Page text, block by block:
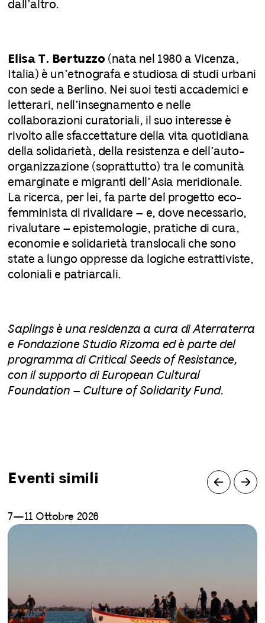
dall’altro.
Elisa T. Bertuzzo (nata nel 1980 a Vicenza,
Italia) è un’etnografa e studiosa di studi urbani
con sede a Berlino. Nei suoi testi accademici e
letterari, nell’insegnamento e nelle
collaborazioni curatoriali, il suo interesse è
rivolto alle sfaccettature della vita quotidiana
della solidarietà, della resistenza e dell’auto-
organizzazione (soprattutto) tra le comunità
emarginate e migranti dell’Asia meridionale.
La ricerca, per lei, fa parte del progetto eco-
femminista di rivalidare – e, dove necessario,
rivalutare – epistemologie, pratiche di cura,
economie e solidarietà translocali che sono
state a lungo oppresse da logiche estrattiviste,
coloniali e patriarcali.
Saplings è una residenza a cura di Aterraterra
e Fondazione Studio Rizoma ed è parte del
programma di Critical Seeds of Resistance,
con il supporto di European Cultural
Foundation – Culture of Solidarity Fund.
Eventi simili
7—11 Ottobre 2026